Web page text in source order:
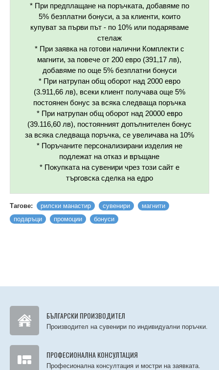
* При предплащане на поръчката, добавяме по
5% безплатни бонуси, а за клиенти, които
купуват за първи път - по 10% или подаряваме
стелаж
* При заявка на готови налични Комплекти с
магнити, за повече от 200 евро (391,17 лв),
добавяме по още 5% безплатни бонуси
* При натрупан общ оборот над 2000 евро
(3.911,66 лв), всеки клиент получава още 5%
постоянен бонус за всяка следваща поръчка
* При натрупан общ оборот над 20000 евро
(39.116,60 лв), постоянният допълнителен бонус
за всяка следваща поръчка, се увеличава на 10%
* Поръчаните персонализирани изделия не
подлежат на отказ и връщане
* Покупката на сувенири чрез този сайт е
търговска сделка на едро
Тагове: рилски манастир сувенири
магнити
подаръци
промоции бонуси
БЪЛГАРСКИ ПРОИЗВОДИТЕЛ
Производител на сувенири по индивидуални поръчки.
ПРОФЕСИОНАЛНА КОНСУЛТАЦИЯ
Професионална консултация и мостри на заявката.